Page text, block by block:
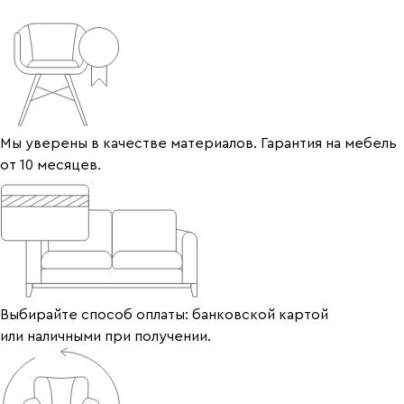
Мы уверены в качестве материалов. Гарантия на мебель
от 10 месяцев.
Выбирайте способ оплаты: банковской картой
или наличными при получении.